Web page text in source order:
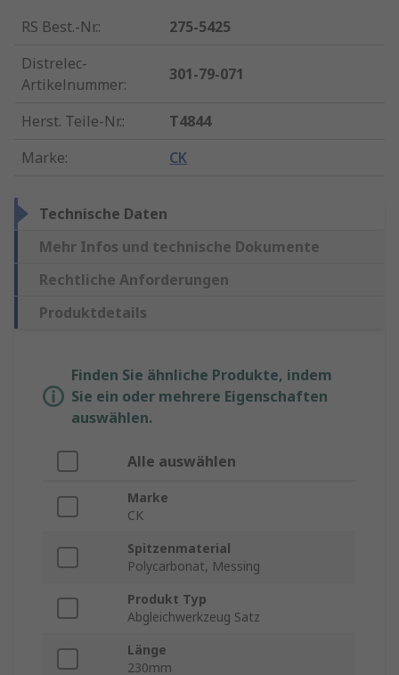
RS Best.-Nr.:
275-5425
Distrelec-
Artikelnummer:
301-79-071
Herst. Teile-Nr.:
T4844
Marke: CK
Technische Daten
Mehr Infos und technische Dokumente
Rechtliche Anforderungen
Produktdetails
Finden Sie ähnliche Produkte, indem
Sie ein oder mehrere Eigenschaften
auswählen.
Alle auswählen
Marke
CK
Spitzenmaterial
Polycarbonat, Messing
Produkt Typ
Abgleichwerkzeug Satz
Länge
230mm